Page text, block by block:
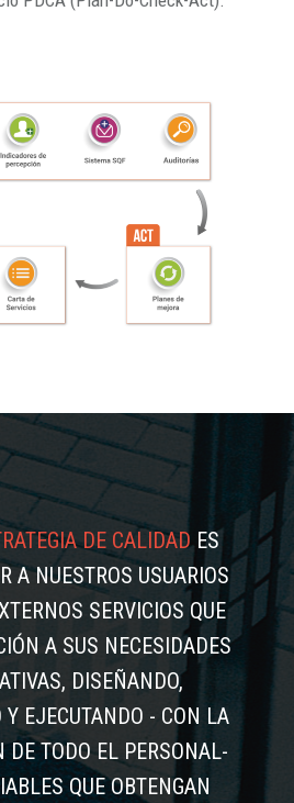
DE CALIDADES
A NUESTROS USUARIOS
SERVICIOS QUE
A SUS NECESIDADES
DISEÑANDO,
EJECUTANDO - CON LA
DE TODO EL PERSONAL-
QUE OBTENGAN